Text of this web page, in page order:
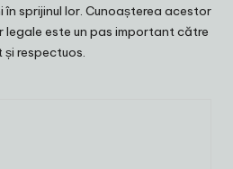
sprijinul lor. Cunoașterea acestor
legale este un pas important către
și respectuos.